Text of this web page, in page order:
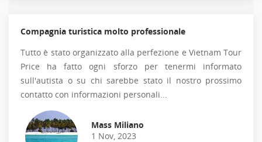
Compagnia turistica molto professionale
Tutto è stato organizzato alla perfezione e Vietnam Tour
Price ha fatto ogni sforzo per tenermi informato
sull'autista o su chi sarebbe stato il nostro prossimo
contatto con informazioni personali...
Mass Miliano
1 Nov, 2023